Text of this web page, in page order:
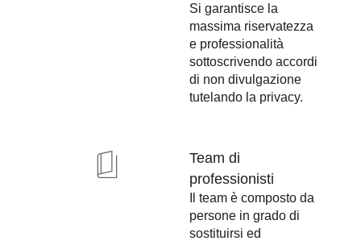
Si garantisce la
massima riservatezza
e professionalità
sottoscrivendo accordi
di non divulgazione
tutelando la privacy.
Team di
professionisti
Il team è composto da
persone in grado di
sostituirsi ed